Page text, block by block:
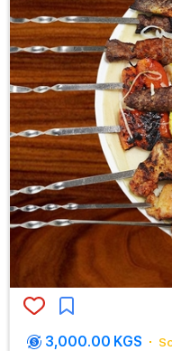
3,000.00 KGS